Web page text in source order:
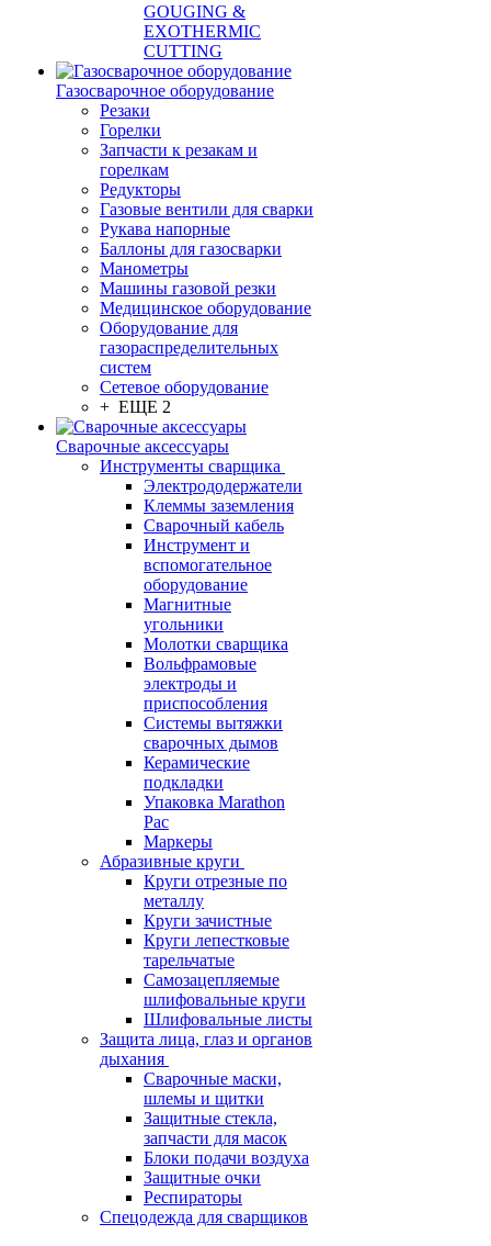
GOUGING &
EXOTHERMIC
CUTTING
Газосварочное оборудование
Резаки
Горелки
Запчасти к резакам и
горелкам
Редукторы
Газовые вентили для сварки
Рукава напорные
Баллоны для газосварки
Манометры
Машины газовой резки
Медицинское оборудование
Оборудование для
газораспределительных
систем
Сетевое оборудование
+ ЕЩЕ 2
Сварочные аксессуары
Инструменты сварщика
Электрододержатели
Клеммы заземления
Сварочный кабель
Инструмент и
вспомогательное
оборудование
Магнитные
угольники
Молотки сварщика
Вольфрамовые
электроды и
приспособления
Системы вытяжки
сварочных дымов
Керамические
подкладки
Упаковка Marathon
Pac
Маркеры
Абразивные круги
Круги отрезные по
металлу
Круги зачистные
Круги лепестковые
тарельчатые
Самозацепляемые
шлифовальные круги
Шлифовальные листы
Защита лица, глаз и органов
дыхания
Сварочные маски,
шлемы и щитки
Защитные стекла,
запчасти для масок
Блоки подачи воздуха
Защитные очки
Респираторы
Спецодежда для сварщиков